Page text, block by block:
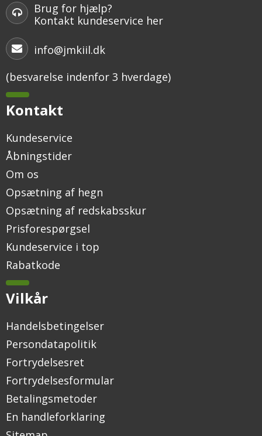
Brug for hjælp?
Kontakt kundeservice her
info@jmkiil.dk
(besvarelse indenfor 3 hverdage)
Kontakt
Kundeservice
Åbningstider
Om os
Opsætning af hegn
Opsætning af redskabsskur
Prisforespørgsel
Kundeservice i top
Rabatkode
Vilkår
Handelsbetingelser
Persondatapolitik
Fortrydelsesret
Fortrydelsesformular
Betalingsmetoder
En handleforklaring